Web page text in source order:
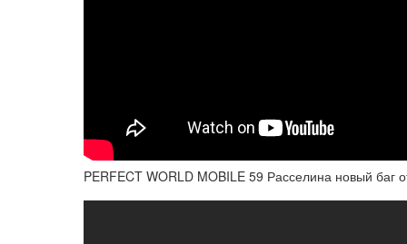
PERFECT WORLD MOBILE 59 Расселина новый баг